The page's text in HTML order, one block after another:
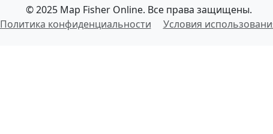
© 2025 Map Fisher Online. Все права защищены.
Политика конфиденциальности
Условия